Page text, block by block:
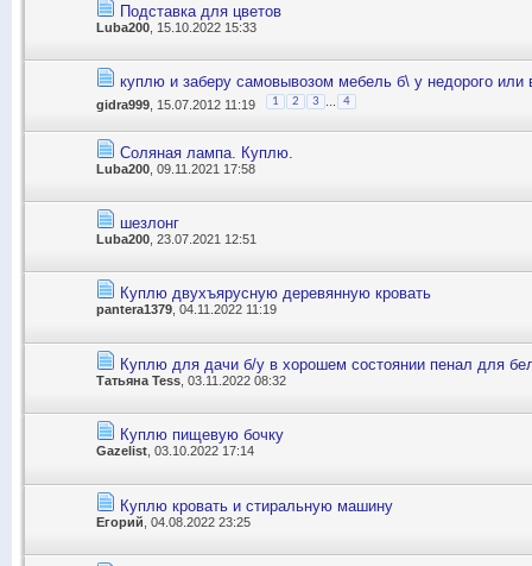
Подставка для цветов
Luba200 , 15.10.2022 15:33
куплю и заберу самовывозом мебель б\ у недорого или
gidra999 , 15.07.2012 11:19 1 2 3 4
Соляная лампа. Куплю.
Luba200 , 09.11.2021 17:58
шезлонг
Luba200 , 23.07.2021 12:51
Куплю двухъярусную деревянную кровать
pantera1379, 04.11.2022 11:19
Куплю для дачи б/у в хорошем состоянии пенал для
Татьяна Tess , 03.11.2022 08:32
Куплю пищевую бочку
Gazelist, 03.10.2022 17:14
Куплю кровать и стиральную машину
Егорий , 04.08.2022 23:25